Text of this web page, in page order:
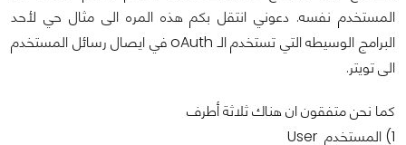
المستخدم نفسه. دعوني انتقل بكم هذه المره الى مثال حي لأحد
البرامج الوسيطه التي تستخدم الـ oAuth في ايصال رسائل المستخدم
الى تويتر.
كما نحن متفقون ان هناك ثلاثة أطرف
1) المستخدم User